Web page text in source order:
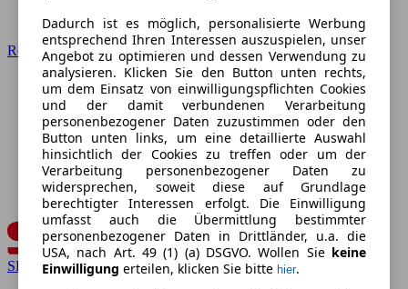
Renault
SEAT
Dadurch ist es möglich, personalisierte Werbung
entsprechend Ihren Interessen auszuspielen, unser
Angebot zu optimieren und dessen Verwendung zu
analysieren. Klicken Sie den Button unten rechts,
um dem Einsatz von einwilligungspflichten Cookies
und der damit verbundenen Verarbeitung
personenbezogener Daten zuzustimmen oder den
Button unten links, um eine detaillierte Auswahl
hinsichtlich der Cookies zu treffen oder um der
Verarbeitung personenbezogener Daten zu
widersprechen, soweit diese auf Grundlage
berechtigter Interessen erfolgt. Die Einwilligung
umfasst auch die Übermittlung bestimmter
personenbezogener Daten in Drittländer, u.a. die
USA, nach Art. 49 (1) (a) DSGVO. Wollen Sie keine
Einwilligung erteilen, klicken Sie bitte hier.